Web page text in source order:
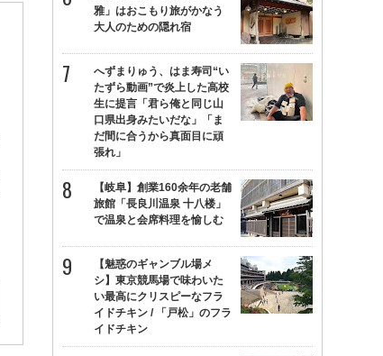
雅」はおこもり旅がかなう
大人のための隠れ宿
へずまりゅう、はま寿司“い
たずら動画”で炎上した高校
生に提言「君ら俺と同じ山
口県出身みたいだな」「ま
だ間に合うから真面目に頑
張れ」
【岐阜】創業160余年の老舗
旅館「長良川温泉 十八楼」
で温泉と会席料理を愉しむ
【魅惑のギャンブル場メ
シ】東京競馬場で味わいた
い最高にクリスピーなフラ
イドチキン / 「戸松」のフラ
イドチキン